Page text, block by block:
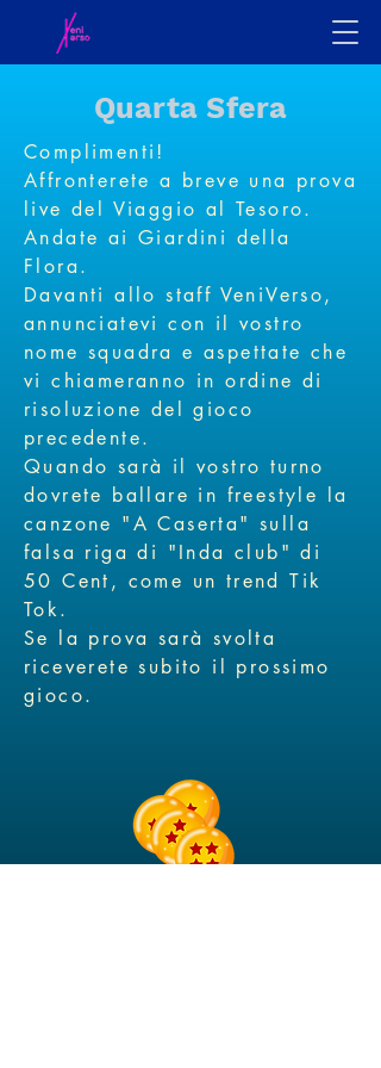
Quarta Sfera
Complimenti!
Affronterete a breve una prova
live del Viaggio al Tesoro.
Andate ai Giardini della
Flora.
Davanti allo staff VeniVerso,
annunciatevi con il vostro
nome squadra e aspettate che
vi chiameranno in ordine di
risoluzione del gioco
precedente.
Quando sarà il vostro turno
dovrete ballare in freestyle la
canzone "A Caserta" sulla
falsa riga di "Inda club" di
50 Cent, come un trend Tik
Tok.
Se la prova sarà svolta
riceverete subito il prossimo
gioco.